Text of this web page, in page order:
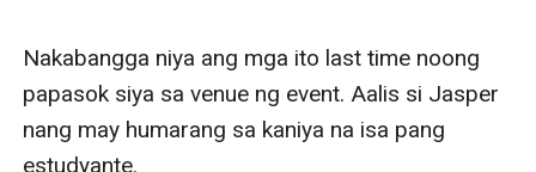
Nakabangga niya ang mga ito last time noong
papasok siya sa venue ng event. Aalis si Jasper
nang may humarang sa kaniya na isa pang
estudyante.